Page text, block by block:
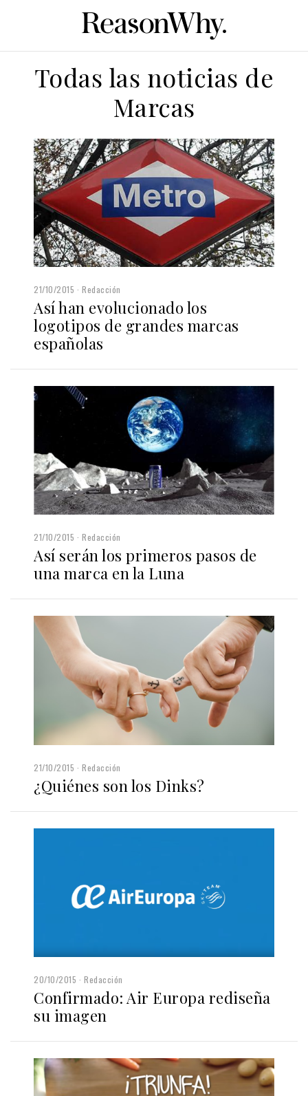
Todas las noticias de
Marcas
21/10/2015 Redacción
Así han evolucionado los
logotipos de grandes marcas
españolas
21/10/2015 Redacción
Así serán los primeros pasos de
una marca en la Luna
21/10/2015 Redacción
¿Quiénes son los Dinks?
20/10/2015 Redacción
Confirmado: Air Europa rediseña
su imagen